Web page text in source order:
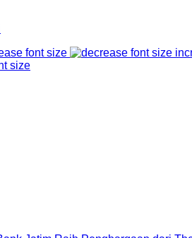
Penghargaan Sekaligus
PT Bank Pembangunan
perbankan digital yang inovatif
Mobile, Bank Jatim sukses
font size